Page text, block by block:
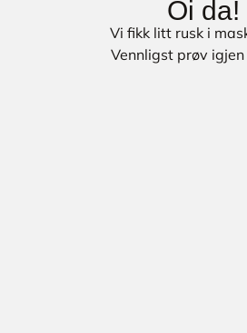
Oi da!
Vi fikk litt rusk i
Vennligst prøv igjen